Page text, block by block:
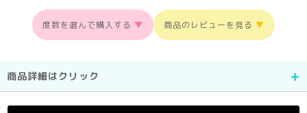
度数を選んで購入する ▼ 商品のレビューを見る ▼
商品詳細はクリック